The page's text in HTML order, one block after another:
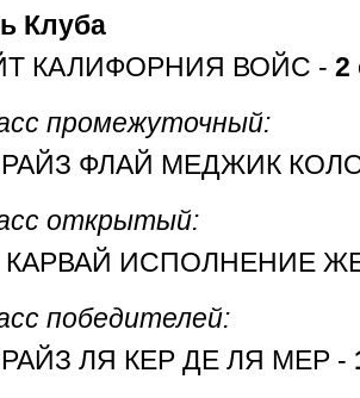
Клуба
КАЛИФОРНИЯ ВОЙС - 2
промежуточный:
ФЛАЙ МЕДЖИК
открытый:
КАРВАЙ ИСПОЛНЕНИЕ
победителей:
ЛЯ КЕР ДЕ ЛЯ МЕР -